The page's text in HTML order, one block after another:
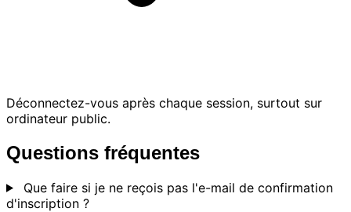
Déconnectez-vous après chaque session, surtout sur
ordinateur public.
Questions fréquentes
Que faire si je ne reçois pas l'e-mail de confirmation
d'inscription ?